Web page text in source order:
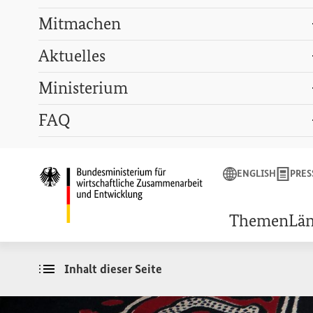
Startseite des
ENGLISH
Themen
Mitmachen
Aktuelles
Ministerium
FAQ
ENGLISH PRESSE LEXIKON GEBÄRDENSPRACHE
Inhalt dieser Seite